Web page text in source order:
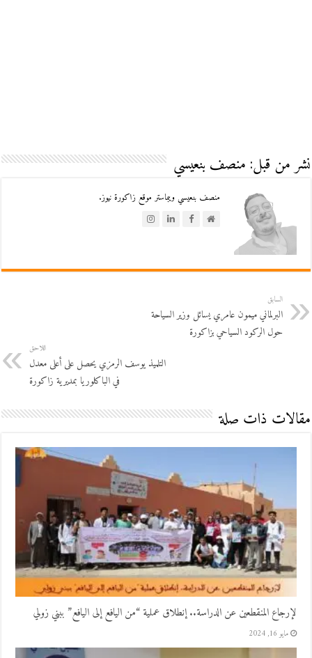
نشر من قبل: منصف بنعيسي
منصف بنعيسي ويبماستر موقع زاكورة نيوز.
السابق
البرلماني ميمون عامري يسائل وزير السياحة
حول الركود السياحي بزاكورة
اللاحق
التلميذ يوسف الرمزي يحصل على أعلى معدل
في الباكلوريا بمديرية زاكورة
مقالات ذات صلة
لإرجاع المنقطعين عن الدراسة.. إنطلاق عملية “من اليافع إلى اليافع” ببني زولي
مايو 16, 2024